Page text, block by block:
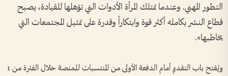
التطور المهني. وعندما تمتلك المرأة الأدوات التي تؤهلها للقيادة، يصبح
قطاع النشر بكامله أكثر قوة وابتكاراً وقدرة على تمثيل المجتمعات التي
يخاطبها».
ويُفتح باب التقديم أمام الدفعة الأولى من المنتسبات للمنصة خلال الفترة من 1